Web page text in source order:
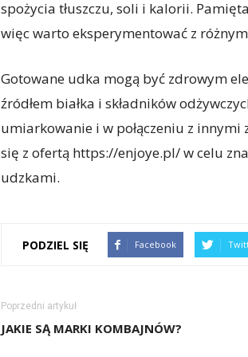
spożycia tłuszczu, soli i kalorii.
więc warto eksperymentować z
Gotowane udka mogą być zdrowym
źródłem białka i składników
umiarkowanie i w połączeniu z
się z ofertą https://enjoye.pl/ w celu
udzkami.
PODZIEL SIĘ Facebook
Poprzedni artykuł
JAKIE SĄ MARKI KOMBAJNÓW?